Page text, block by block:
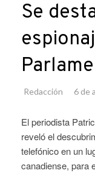
Se
Redacción 6 de
El periodista
reveló el
telefónico en un
canadiense, para